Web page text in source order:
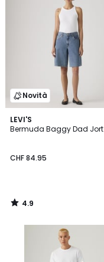
Novità
LEVI'S
Bermuda Baggy Dad Jort
CHF 84.95
4.9
/ 5
4.9
/